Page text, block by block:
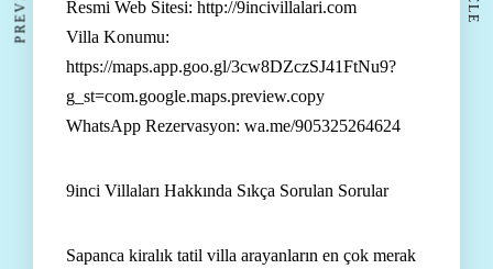
Resmi Web Sitesi: http://9incivillalari.com
Villa Konumu:
https://maps.app.goo.gl/3cw8DZczSJ41FtNu9?
g_st=com.google.maps.preview.copy
WhatsApp Rezervasyon: wa.me/905325264624
9inci Villaları Hakkında Sıkça Sorulan Sorular
Sapanca kiralık tatil villa arayanların en çok merak